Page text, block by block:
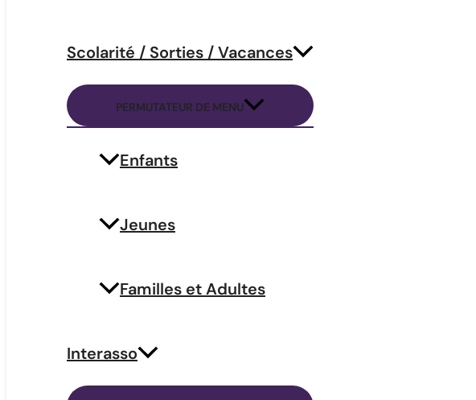
Scolarité / Sorties / Vacances
PERMUTATEUR DE MENU
Enfants
Jeunes
Familles et Adultes
Interasso